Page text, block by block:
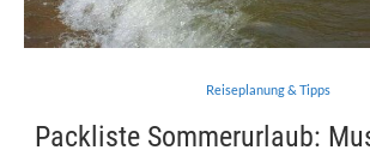
Reiseplanung & Tipps
Packliste Sommerurlaub: